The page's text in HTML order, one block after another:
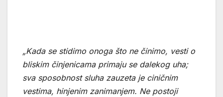
„Kada se stidimo onoga što ne činimo, vesti o
bliskim činjenicama primaju se dalekog uha;
sva sposobnost sluha zauzeta je ciničnim
vestima, hinjenim zanimanjem. Ne postoji